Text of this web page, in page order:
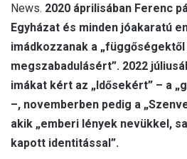
News. 2020 áprilisában Ferenc
Egyházat és minden jóakaratú
imádkozzanak a „függőségektől
megszabadulásért”. 2022
imákat kért az „Idősekért” – a
–, novemberben pedig a
akik „emberi lények nevükkel,
kapott identitással”.